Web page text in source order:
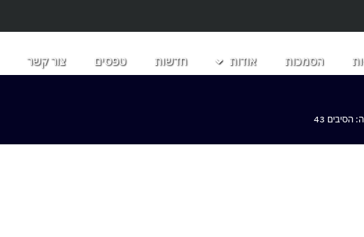
הסמכות אודות חדשות טפסים צור קשר
43